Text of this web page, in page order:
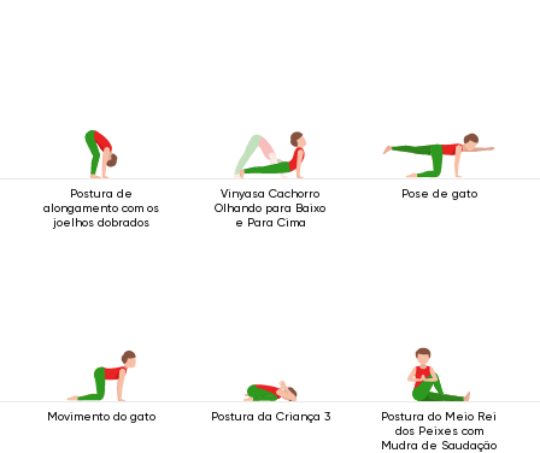
Postura de
alongamento com os
joelhos dobrados
Vinyasa Cachorro
Olhando para Baixo
e Para Cima
Pose de gato
Movimento do gato Postura da Criança 3
Postura do Meio Rei
dos Peixes com
Mudra de Saudação